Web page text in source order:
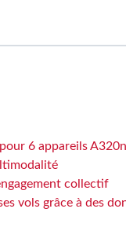
6 appareils
collectif
vols grâce à des